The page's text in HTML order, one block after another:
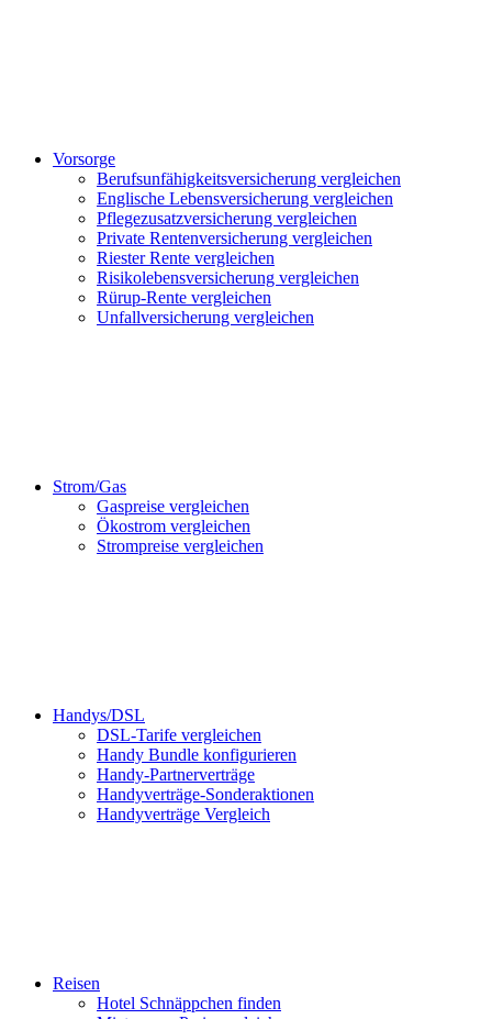
Vorsorge
Berufsunfähigkeitsversicherung vergleichen
Englische Lebensversicherung vergleichen
Pflegezusatzversicherung vergleichen
Private Rentenversicherung vergleichen
Riester Rente vergleichen
Risikolebensversicherung vergleichen
Rürup-Rente vergleichen
Unfallversicherung vergleichen
Strom/Gas
Gaspreise vergleichen
Ökostrom vergleichen
Strompreise vergleichen
Handys/DSL
DSL-Tarife vergleichen
Handy Bundle konfigurieren
Handy-Partnerverträge
Handyverträge-Sonderaktionen
Handyverträge Vergleich
Reisen
Hotel Schnäppchen finden